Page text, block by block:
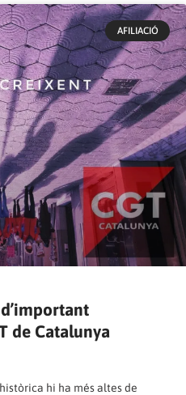
AFILIACIÓ
de Catalunya
hi ha més altes de